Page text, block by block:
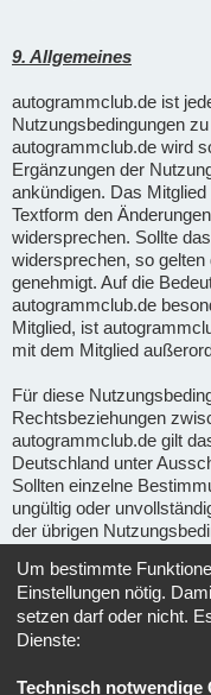
9. Allgemeines
autogrammclub.de ist
Nutzungsbedingungen
autogrammclub.de wird
Ergänzungen der
ankündigen. Das
Textform den
widersprechen. Sollte
widersprechen, so
genehmigt. Auf die
autogrammclub.de
Mitglied, ist
mit dem Mitglied
Für diese
Rechtsbeziehungen
autogrammclub.de gilt
Deutschland unter
Sollten einzelne
ungültig oder
der übrigen
Gerichtsstand für alle im
entstehenden
Sitz von Ape-fans.
sind in der
Um bestimmte
Einstellungen nötig.
setzen darf oder nicht.
Dienste:
Technisch notwendige